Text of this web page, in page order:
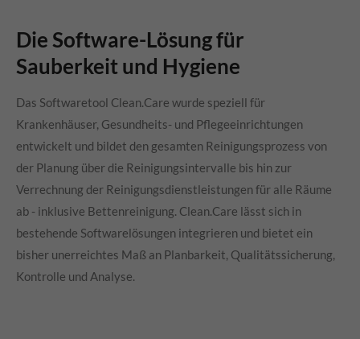
Die Software-Lösung für
Sauberkeit und Hygiene
Das Softwaretool Clean.Care wurde speziell für
Krankenhäuser, Gesundheits- und Pflegeeinrichtungen
entwickelt und bildet den gesamten Reinigungsprozess von
der Planung über die Reinigungsintervalle bis hin zur
Verrechnung der Reinigungsdienstleistungen für alle Räume
ab - inklusive Bettenreinigung. Clean.Care lässt sich in
bestehende Softwarelösungen integrieren und bietet ein
bisher unerreichtes Maß an Planbarkeit, Qualitätssicherung,
Kontrolle und Analyse.